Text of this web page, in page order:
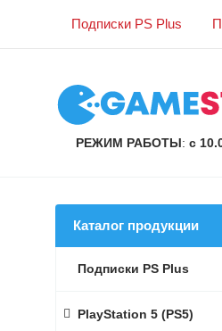
Подписки PS Plus
РЕЖИМ РАБОТЫ: с
Каталог продукции
Подписки PS Plus
PlayStation 5 (PS5)